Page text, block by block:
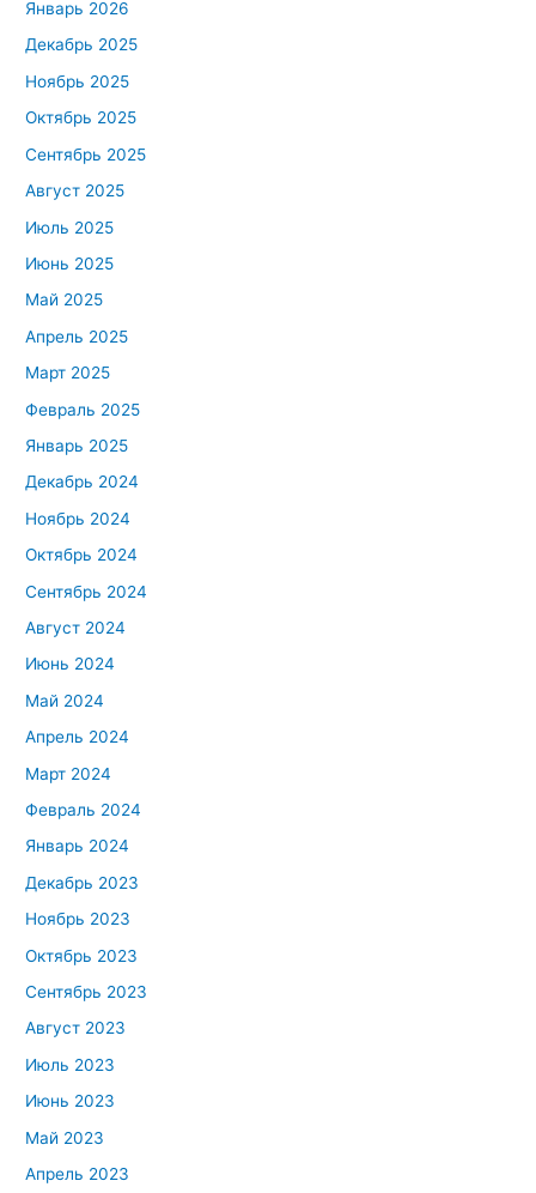
Январь 2026
Декабрь 2025
Ноябрь 2025
Октябрь 2025
Сентябрь 2025
Август 2025
Июль 2025
Июнь 2025
Май 2025
Апрель 2025
Март 2025
Февраль 2025
Январь 2025
Декабрь 2024
Ноябрь 2024
Октябрь 2024
Сентябрь 2024
Август 2024
Июнь 2024
Май 2024
Апрель 2024
Март 2024
Февраль 2024
Январь 2024
Декабрь 2023
Ноябрь 2023
Октябрь 2023
Сентябрь 2023
Август 2023
Июль 2023
Июнь 2023
Май 2023
Апрель 2023